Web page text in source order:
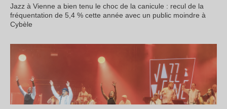
Jazz à Vienne a bien tenu le choc de la canicule : recul de la
fréquentation de 5,4 % cette année avec un public moindre à
Cybèle